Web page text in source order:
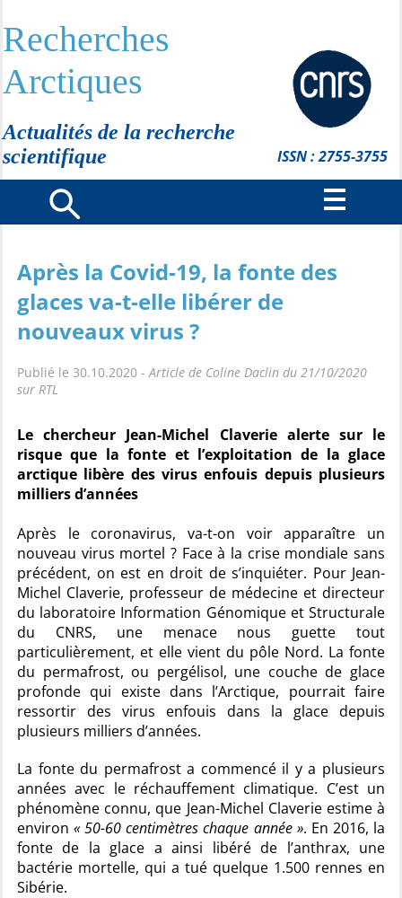
Recherches
Arctiques
Actualités de la recherche
scientifique
ISSN : 2755-3755
Après la Covid-19, la fonte des
glaces va-t-elle libérer de
nouveaux virus ?
Publié le 30.10.2020 -Article de Coline Daclin du 21/10/2020
sur RTL
Le chercheur Jean-Michel Claverie alerte sur le
risque que la fonte et l’exploitation de la glace
arctique libère des virus enfouis depuis plusieurs
milliers d’années
Après le coronavirus, va-t-on voir apparaître un
nouveau virus mortel ? Face à la crise mondiale sans
précédent, on est en droit de s’inquiéter. Pour Jean-
Michel Claverie, professeur de médecine et directeur
du laboratoire Information Génomique et Structurale
du CNRS, une menace nous guette tout
particulièrement, et elle vient du pôle Nord. La fonte
du permafrost, ou pergélisol, une couche de glace
profonde qui existe dans l’Arctique, pourrait faire
ressortir des virus enfouis dans la glace depuis
plusieurs milliers d’années.
La fonte du permafrost a commencé il y a plusieurs
années avec le réchauffement climatique. C’est un
phénomène connu, que Jean-Michel Claverie estime à
environ« 50-60 centimètres chaque année ». En 2016, la
fonte de la glace a ainsi libéré de l’anthrax, une
bactérie mortelle, qui a tué quelque 1.500 rennes en
Sibérie.